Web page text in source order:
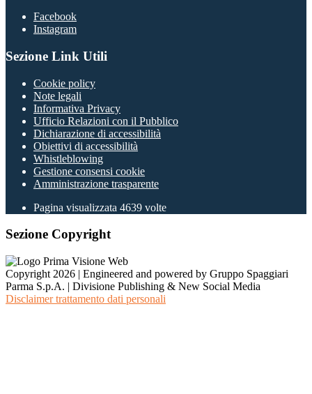
Facebook
Instagram
Sezione Link Utili
Cookie policy
Note legali
Informativa Privacy
Ufficio Relazioni con il Pubblico
Dichiarazione di accessibilità
Obiettivi di accessibilità
Whistleblowing
Gestione consensi cookie
Amministrazione trasparente
Pagina visualizzata 4639 volte
Sezione Copyright
Copyright 2026 | Engineered and powered by Gruppo Spaggiari
Parma S.p.A. | Divisione Publishing & New Social Media
Disclaimer trattamento dati personali